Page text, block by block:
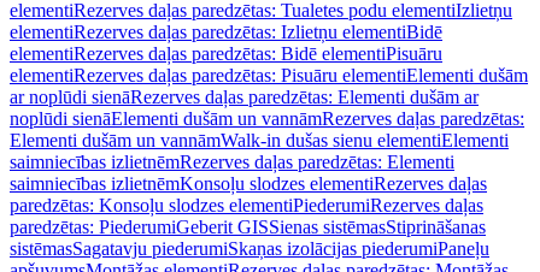
elementiRezerves daļas paredzētas: Tualetes podu elementiIzlietņu
elementiRezerves daļas paredzētas: Izlietņu elementiBidē
elementiRezerves daļas paredzētas: Bidē elementiPisuāru
elementiRezerves daļas paredzētas: Pisuāru elementiElementi dušām
ar noplūdi sienāRezerves daļas paredzētas: Elementi dušām ar
noplūdi sienāElementi dušām un vannāmRezerves daļas paredzētas:
Elementi dušām un vannāmWalk-in dušas sienu elementiElementi
saimniecības izlietnēmRezerves daļas paredzētas: Elementi
saimniecības izlietnēmKonsoļu slodzes elementiRezerves daļas
paredzētas: Konsoļu slodzes elementiPiederumiRezerves daļas
paredzētas: PiederumiGeberit GISSienas sistēmasStiprināšanas
sistēmasSagatavju piederumiSkaņas izolācijas piederumiPaneļu